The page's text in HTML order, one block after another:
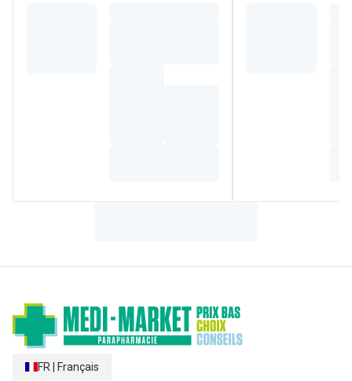
FR Français